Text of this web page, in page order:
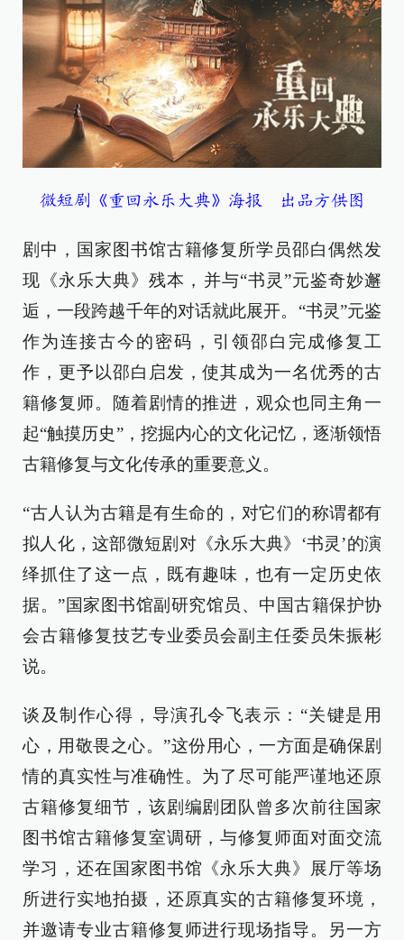
微短剧《重回永乐大典》海报 出品方供图
剧中，国家图书馆古籍修复所学员邵白偶然发
现《永乐大典》残本，并与“书灵”元鉴奇妙邂
逅，一段跨越千年的对话就此展开。“书灵”元鉴
作为连接古今的密码，引领邵白完成修复工
作，更予以邵白启发，使其成为一名优秀的古
籍修复师。随着剧情的推进，观众也同主角一
起“触摸历史”，挖掘内心的文化记忆，逐渐领悟
古籍修复与文化传承的重要意义。
“古人认为古籍是有生命的，对它们的称谓都有
拟人化，这部微短剧对《永乐大典》‘书灵’的演
绎抓住了这一点，既有趣味，也有一定历史依
据。”国家图书馆副研究馆员、中国古籍保护协
会古籍修复技艺专业委员会副主任委员朱振彬
说。
谈及制作心得，导演孔令飞表示：“关键是用
心，用敬畏之心。”这份用心，一方面是确保剧
情的真实性与准确性。为了尽可能严谨地还原
古籍修复细节，该剧编剧团队曾多次前往国家
图书馆古籍修复室调研，与修复师面对面交流
学习，还在国家图书馆《永乐大典》展厅等场
所进行实地拍摄，还原真实的古籍修复环境，
并邀请专业古籍修复师进行现场指导。另一方